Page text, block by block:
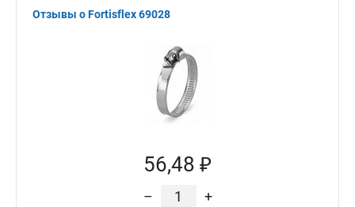
Отзывы о Fortisflex 69028
56,48 ₽
– +